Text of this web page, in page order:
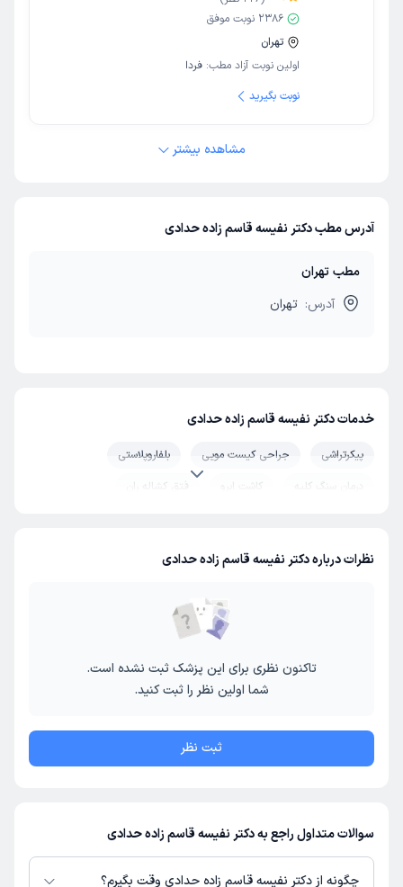
2386 نوبت موفق
تهران
اولین نوبت آزاد مطب: فردا
نوبت بگیرید
مشاهده بیشتر
آدرس مطب دکتر نفیسه قاسم زاده حدادی
مطب تهران
آدرس: تهران
خدمات دکتر نفیسه قاسم زاده حدادی
پیکرتراشی جراحی کیست مویی
بلفاروپلاستی
درمان سنگ کلیه
کاشت ابرو
فتق کشاله ران
لیزر کیست مویی برگشتی
نظرات درباره دکتر نفیسه قاسم زاده حدادی
تاکنون نظری برای این پزشک ثبت نشده است.
شما اولین نظر را ثبت کنید.
ثبت نظر
سوالات متداول راجع به دکتر نفیسه قاسم زاده حدادی
چگونه از دکتر نفیسه قاسم زاده حدادی وقت بگیرم؟